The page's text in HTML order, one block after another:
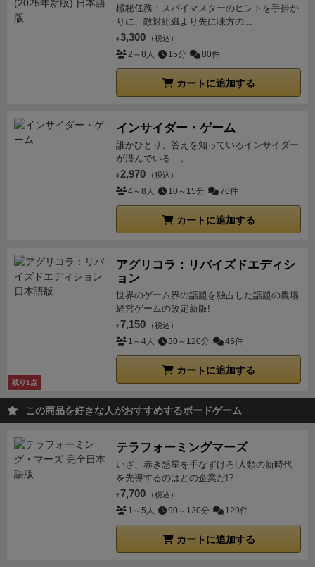
極秘任務：スパイマスターのヒントを手掛か
りに、敵対組織より先に味方の...
¥ 3,300 （税込）
2～8人 15分 80件
カートに追加する
インサイダー・ゲーム
誰かひとり、答えを知っているインサイダー
が潜んでいる…。
¥ 2,970 （税込）
4～8人 10～15分 76件
カートに追加する
残り1点
アグリコラ：リバイズドエディシ
ョン
世界のゲーム界の話題を独占した話題の農場
経営ゲームの改定新版!
¥ 7,150 （税込）
1～4人 30～120分 45件
カートに追加する
この商品を好きな人がおすすめするボードゲーム
テラフォーミングマーズ
いざ、赤き惑星を手なずけろ!人類の新時代
を先導するのはどの企業だ!?
¥ 7,700 （税込）
1～5人 90～120分 129件
カートに追加する